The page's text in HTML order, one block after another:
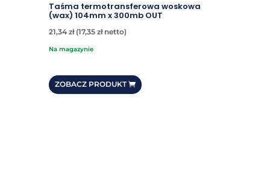
Taśma termotransferowa woskowa
(wax) 104mm x 300mb OUT
21,34 zł (17,35 złnetto)
na magazynie
ZOBACZ PRODUKT